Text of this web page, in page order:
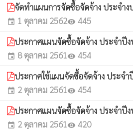
จัดทำแผนการจัดซื้อจัดจ้าง ประจำ
event 1 ตุลาคม 2562visibility 445
ประกาศแผนจัดซื้อจัดจ้าง ประจำปี
event 8 ตุลาคม 2561visibility 454
ประกาศใช้แผนจัดซื้อจัดจ้าง ประจ
event 2 ตุลาคม 2561visibility 454
ประกาศแผนจัดซื้อจัดจ้าง ประจำปี
event 2 ตุลาคม 2561visibility 420